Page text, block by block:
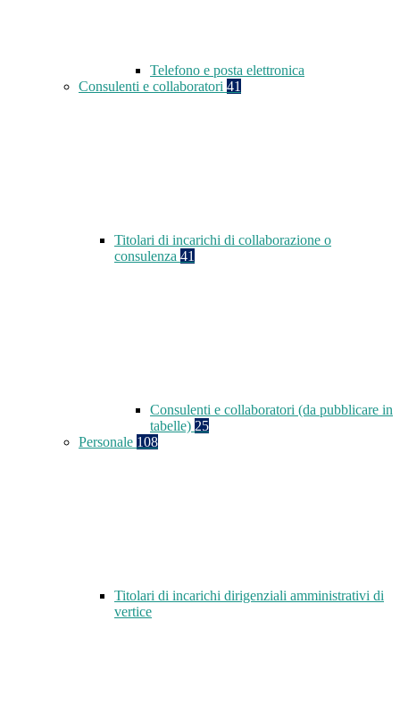
Telefono e posta elettronica
Consulenti e collaboratori 41
Titolari di incarichi di collaborazione o
consulenza 41
Consulenti e collaboratori (da pubblicare in
tabelle) 25
Personale 108
Titolari di incarichi dirigenziali amministrativi di
vertice